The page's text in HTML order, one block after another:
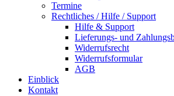
Termine
Rechtliches / Hilfe / Support
Hilfe & Support
Lieferungs- und
Widerrufsrecht
Widerrufsformular
AGB
Einblick
Kontakt